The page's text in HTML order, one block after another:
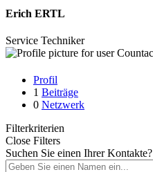
Erich ERTL
Service Techniker
Profil
1 Beiträge
0 Netzwerk
Filterkriterien
Close Filters
Suchen Sie einen Ihrer Kontakte?